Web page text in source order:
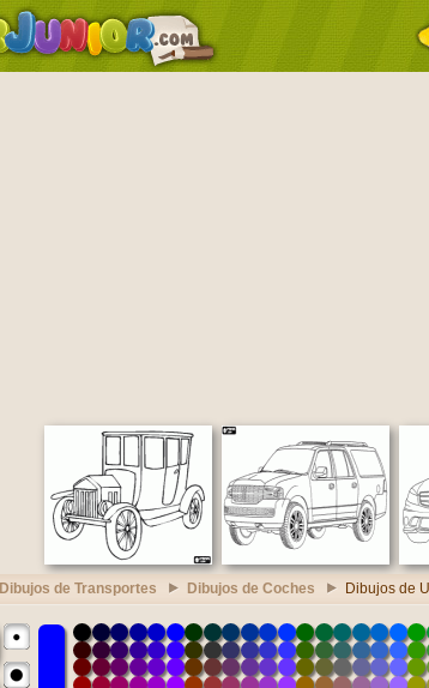
Dibujos de Transportes Dibujos de Coches Dibujos de